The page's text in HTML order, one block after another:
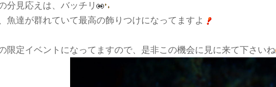
分見応えは、バッチリ
魚達が群れていて最高の飾りつけになってますよ
限定イベントになってますので、是非この機会に見に来て下さいね